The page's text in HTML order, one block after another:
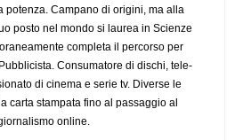
potenza. Campano di origini, ma alla
posto nel mondo si laurea in Scienze
completa il percorso per
Consumatore di dischi, tele-
di cinema e serie tv. Diverse le
carta stampata fino al passaggio al
online.